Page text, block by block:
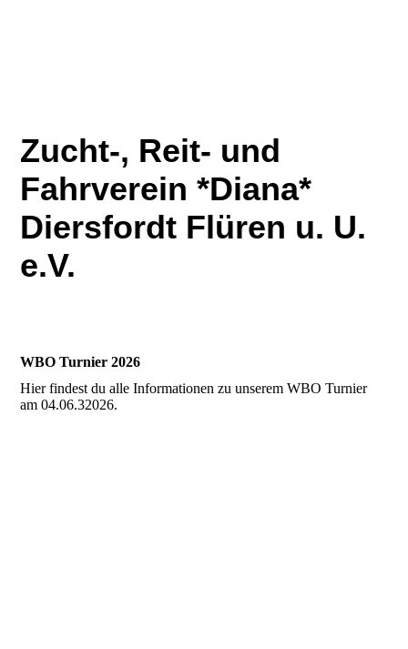
Zucht-, Reit- und
Fahrverein *Diana*
Diersfordt Flüren u. U.
e.V.
WBO Turnier 2026
Hier findest du alle Informationen zu unserem WBO Turnier
am 04.06.32026.